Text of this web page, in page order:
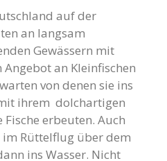
auf der
an langsam
Gewässern mit
an Kleinfischen
von denen sie ins
ihrem dolchartigen
erbeuten. Auch
Rüttelflug über dem
ins Wasser. Nicht